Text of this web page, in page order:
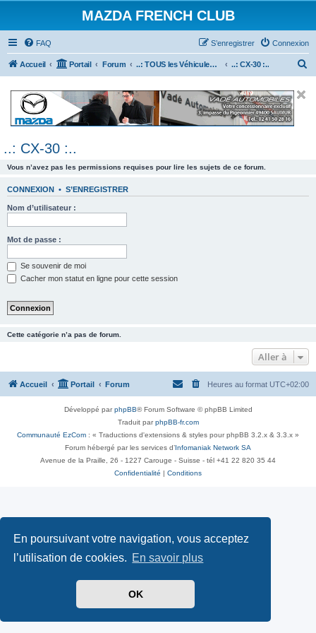
En poursuivant votre navigation, vous acceptez
l’utilisation de cookies. En savoir plus
OK
MAZDA FRENCH CLUB
FAQ Connexion
S’enregistrer
Accueil Portail Forum ..: TOUS les Véhicules MAZDA :.. ..: CX-30 :..
e
..: CX-30 :..
Vous n’avez pas les permissions requises pour lire les sujets de ce forum.
CONNEXION • S’ENREGISTRER
Nom d’utilisateur :
Mot de passe :
Se souvenir de moi
Cacher mon statut en ligne pour cette session
Cette catégorie n’a pas de forum.
Aller à
Accueil Portail Forum Heures au format UTC+02:00
Développé parphpBB® Forum Software © phpBB Limited
Traduit parphpBB-fr.com
Communauté EzCom : « Traductions d'extensions & styles pour phpBB 3.2.x & 3.3.x »
Forum hébergé par les services d’ Infomaniak Network SA
Avenue de la Praille, 26 - 1227 Carouge - Suisse - tél +41 22 820 35 44
Confidentialité
Conditions